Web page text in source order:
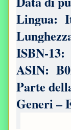
Lingua:
ISBN-13:
ASIN:
Parte
Generi –